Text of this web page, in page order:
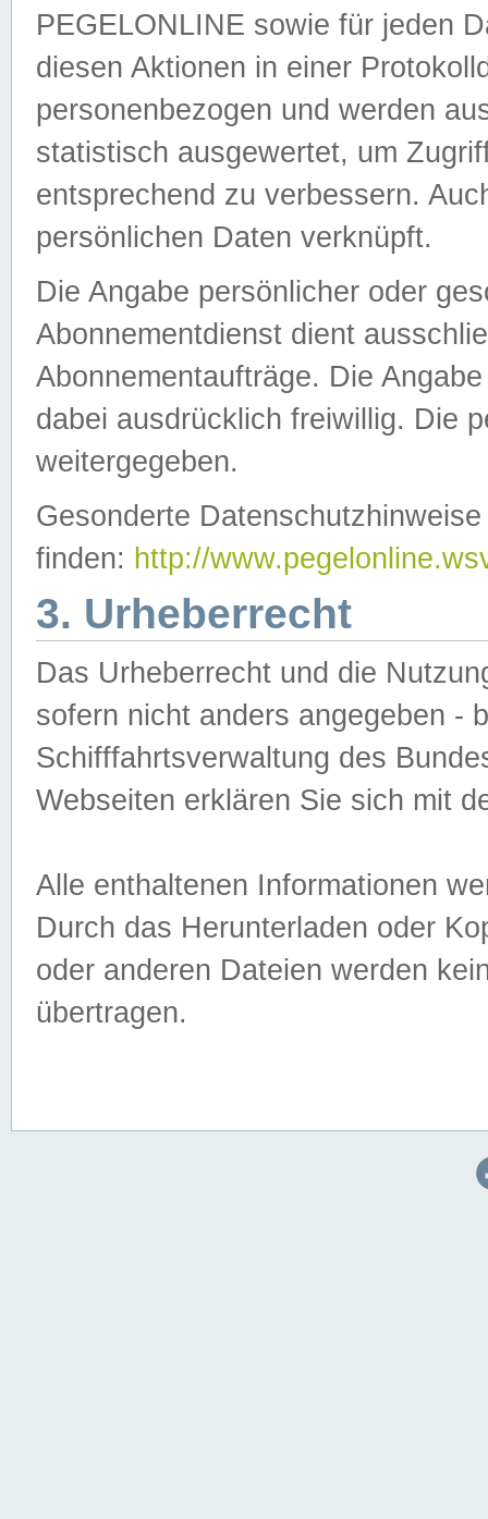
PEGELONLINE sowie für jeden
diesen Aktionen in einer
personenbezogen und werden
statistisch ausgewertet, um
entsprechend zu verbessern.
persönlichen Daten verknüpft.
Die Angabe persönlicher oder
Abonnementdienst dient
Abonnementaufträge. Die
dabei ausdrücklich freiwillig. Die
weitergegeben.
Gesonderte
finden: http://
3. Urheberrecht
Das Urheberrecht und die
sofern nicht anders angegeben -
Schifffahrtsverwaltung des
Webseiten erklären Sie sich mit
Alle enthaltenen Informationen
Durch das Herunterladen oder
oder anderen Dateien werden
übertragen.